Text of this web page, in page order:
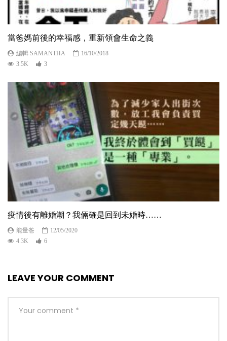
當爸媽前後的幸福感，重新領會生命之義
編輯 SAMANTHA
16/10/2018
3.5K
3
疫情後有離婚潮？我倆確是回到未婚時……
能量爸
12/05/2020
4.3K
6
LEAVE YOUR COMMENT